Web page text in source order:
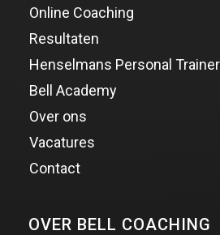
Online Coaching
Resultaten
Henselmans Personal
Bell Academy
Over ons
Vacatures
Contact
OVER BELL COACHING